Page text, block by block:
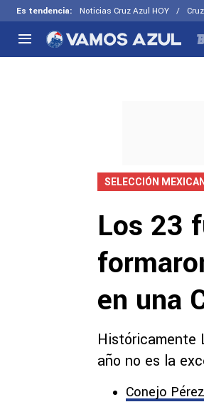
Es tendencia: Noticias Cruz Azul HOY
Selección
SELECCIÓN
Los 23
en una
Históricamente
año no es la
Conejo